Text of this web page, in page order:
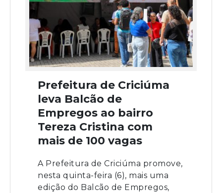
Prefeitura de Criciúma
leva Balcão de
Empregos ao bairro
Tereza Cristina com
mais de 100 vagas
A Prefeitura de Criciúma promove,
nesta quinta-feira (6), mais uma
edição do Balcão de Empregos,